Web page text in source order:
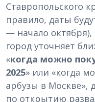
Ставропольского
правило, даты
— начало
город уточняет
«когда можно
2025» или «когда
арбузы в Москве»,
по открытию